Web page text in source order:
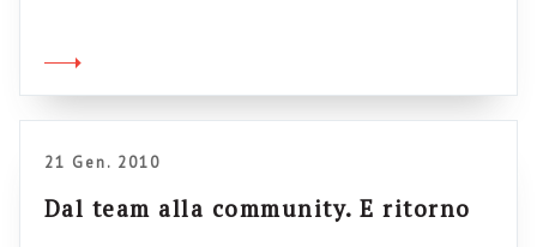
rapporto con le email, ovvero con il più
strumento di comunicazione inventato
o […]
21 Gen. 2010
Dal team alla community. E ritorno